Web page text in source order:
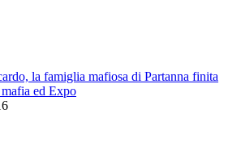
la famiglia mafiosa di Partanna finita
ed Expo